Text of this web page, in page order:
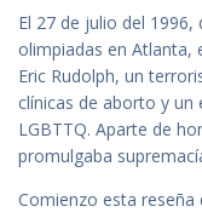
El 27 de julio del
olimpiadas en Atlanta,
Eric Rudolph, un
clínicas de aborto y
LGBTTQ. Aparte de
promulgaba
Comienzo esta reseña